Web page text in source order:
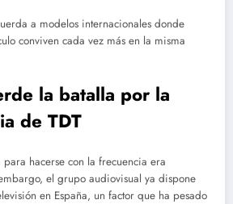
a modelos internacionales donde
conviven cada vez más en la misma
la batalla por la
de TDT
hacerse con la frecuencia era
el grupo audiovisual ya dispone
en España, un factor que ha pesado